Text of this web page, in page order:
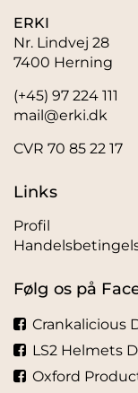
ERKI
Nr. Lindvej 28
7400 Herning
(+45) 97 224 111
mail@erki.dk
CVR 70 85 22 17
Links
Profil
Følg os på
Crankalicious
LS2 Helmets
Oxford